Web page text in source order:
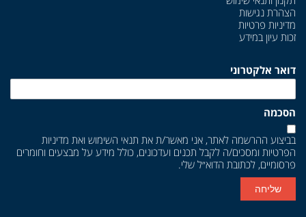
הצהרת נגישות
מדיניות פרטיות
זכות עיון במידע
דואר אלקטרוני
הסכמה
בביצוע ההרשמה לאתר, אני מאשר/ת את תנאי השימוש ואת מדיניות
הפרטיות ומסכים/ה לקבל תכנים ועדכונים, כולל מידע על מבצעים וחומרים
פרסומיים, לכתובת הדוא״ל שלי.
שליחה